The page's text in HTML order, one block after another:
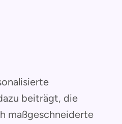
beiträgt, die
maßgeschneiderte